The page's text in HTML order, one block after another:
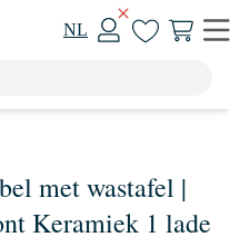
NL
met wastafel |
Keramiek 1 lade